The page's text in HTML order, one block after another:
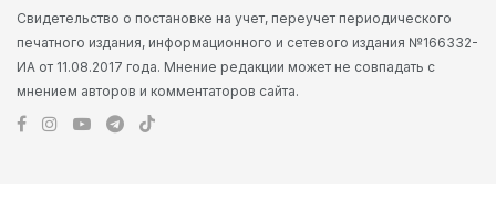
Свидетельство о постановке на учет, переучет периодического
печатного издания, информационного и сетевого издания №166332-
ИА от 11.08.2017 года. Мнение редакции может не совпадать с
мнением авторов и комментаторов сайта.